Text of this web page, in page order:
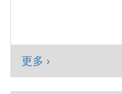
更多 ›